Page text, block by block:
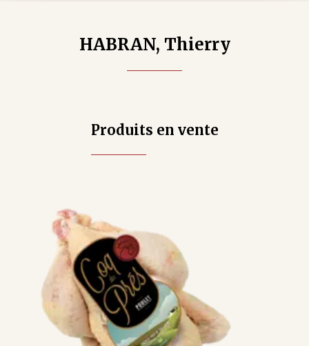
HABRAN, Thierry
Produits en vente